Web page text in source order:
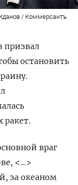
/ Коммерсантъ
призвал
остановить
ракет.
враг
<…>
за океаном